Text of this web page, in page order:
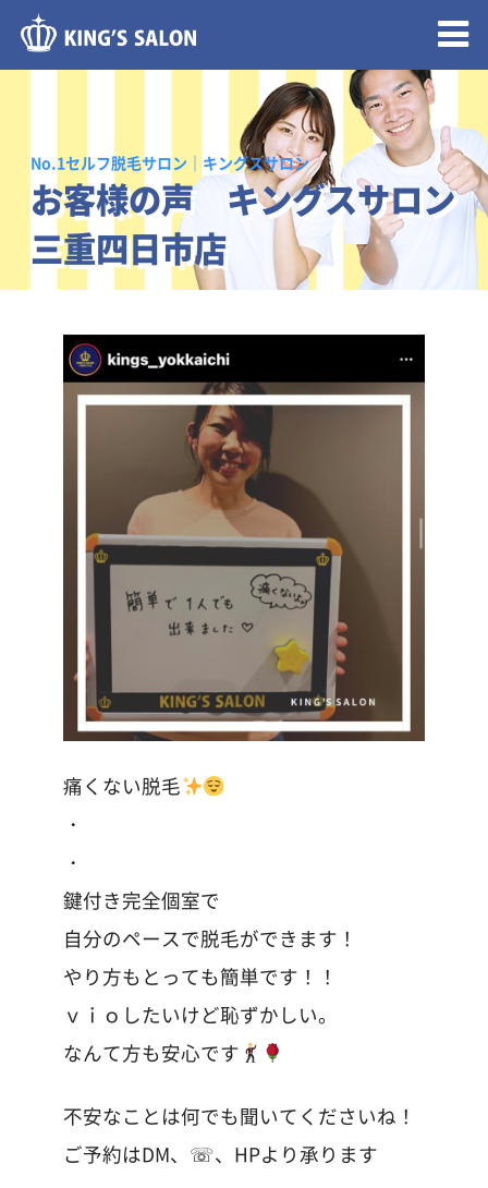
No.1セルフ脱毛サロン｜キングスサロン
お客様の声 キングスサロン
三重四日市店
痛くない脱毛
・
・
鍵付き完全個室で
自分のペースで脱毛ができます！
やり方もとっても簡単です！！
ｖｉｏしたいけど恥ずかしい。
なんて方も安心です
不安なことは何でも聞いてくださいね！
ご予約はDM、☏、HPより承ります